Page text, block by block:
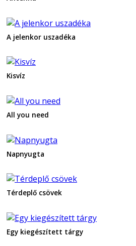
A jelenkor uszadéka
Kisvíz
All you need
Napnyugta
Térdeplő csövek
Egy kiegészített tárgy